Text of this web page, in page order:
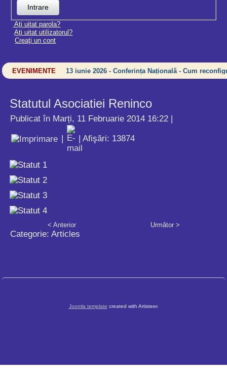
Aţi uitat parola?
Aţi uitat utilizatorul?
Creaţi un cont
EVENIMENTE 13 iunie 2026 - Conferința Națională - Cum
Statutul Asociatiei Reninco
Publicat în Marți, 11 Februarie 2014 16:22 |
| Afişări: 13874
< Anterior Următor >
Categorie:Articles
Joomla template created with Artisteer.